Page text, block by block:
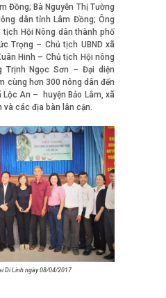
Đồng; Bà Nguyễn Thị Tường
dân tỉnh Lâm Đồng; Ông
tịch Hội Nông dân thành phố
Trọng – Chủ tịch UBND xã
Hinh – Chủ tịch Hội nông
Trịnh Ngọc Sơn – Đại diện
cùng hơn 300 nông dân đến
Lộc An – huyện Bảo Lâm, xã
và các địa bàn lân cận.
Di Linh ngày 08/04/2017